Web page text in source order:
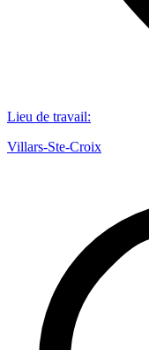
Lieu de travail:
Villars-Ste-Croix